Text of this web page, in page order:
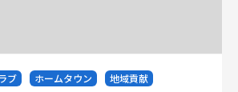
ブ ホームタウン 地域貢献